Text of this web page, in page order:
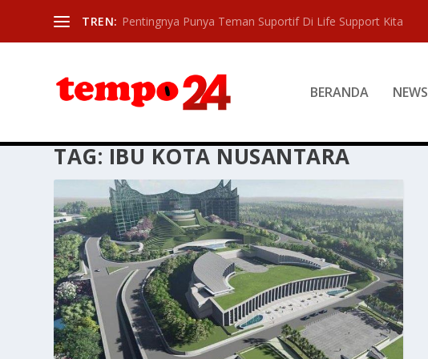
TREN: Pentingnya Punya Teman Suportif Di Life Support Kita
BERANDA NEWS
TAG: IBU KOTA NUSANTARA